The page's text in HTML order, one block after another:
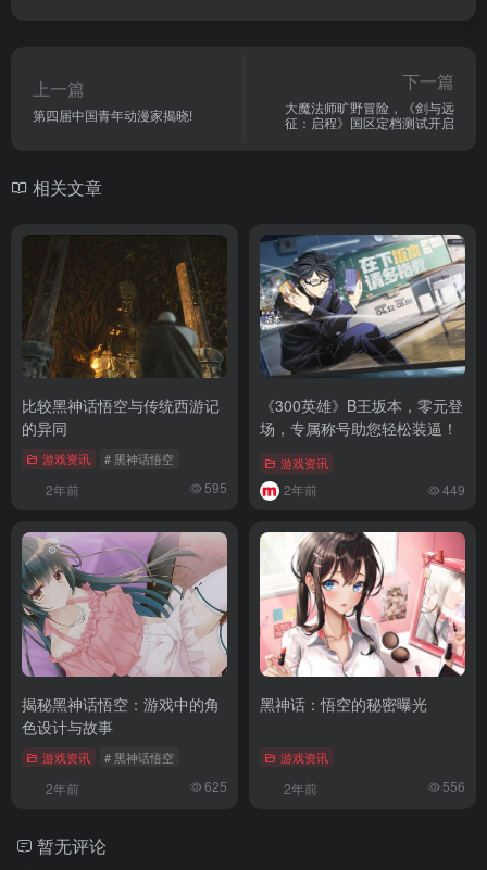
上一篇
第四届中国青年动漫家揭晓!
下一篇
大魔法师旷野冒险，《剑与远
征：启程》国区定档测试开启
相关文章
比较黑神话悟空与传统西游记
的异同
游戏资讯 # 黑神话悟空
2年前 595
《300英雄》B王坂本，零元登
场，专属称号助您轻松装逼！
游戏资讯
2年前 449
揭秘黑神话悟空：游戏中的角
色设计与故事
游戏资讯 # 黑神话悟空
2年前 625
黑神话：悟空的秘密曝光
游戏资讯
2年前 556
暂无评论